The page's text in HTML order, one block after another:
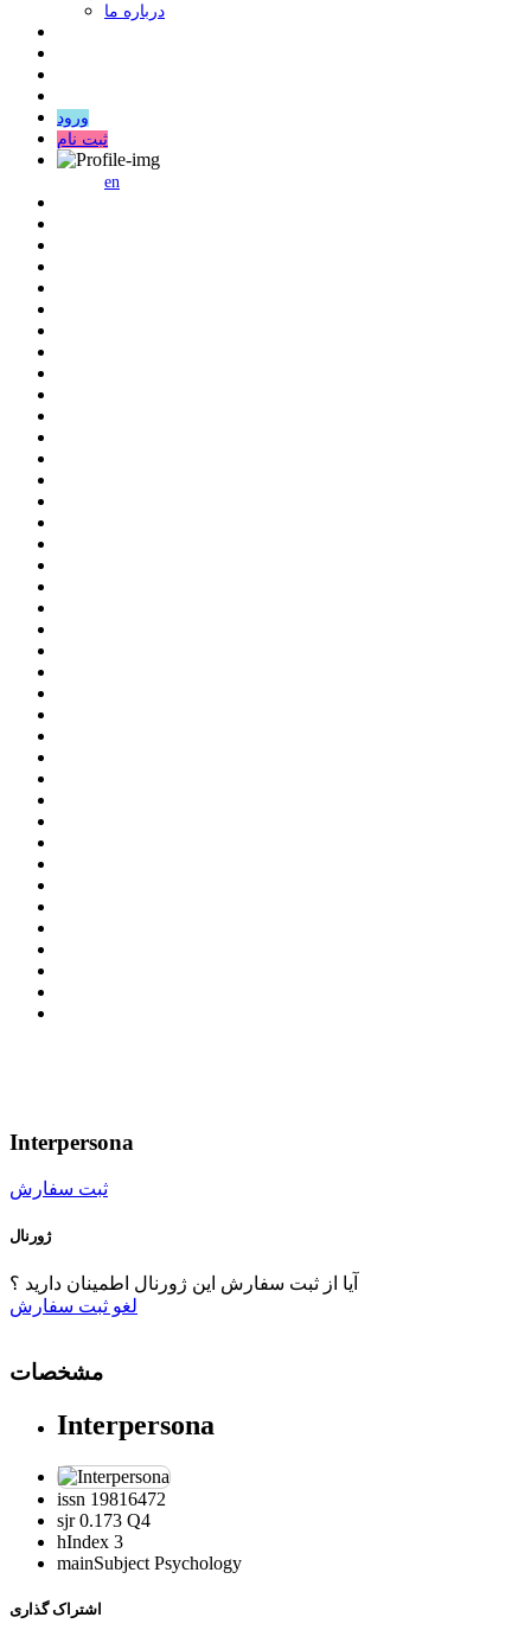
درباره ما
ورود
ثبت نام
en
Interpersona
ثبت سفارش
ژورنال
آیا از ثبت سفارش این ژورنال اطمینان دارید ؟
لغو ثبت سفارش
مشخصات
Interpersona
issn 19816472
sjr0.173 Q4
hIndex 3
mainSubject Psychology
اشتراک گذاری